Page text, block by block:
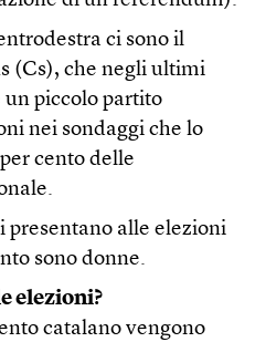
ci sono il
(Cs), che negli ultimi
un piccolo partito
nei sondaggi che lo
cento delle
presentano alle elezioni
sono donne.
elezioni?
catalano vengono